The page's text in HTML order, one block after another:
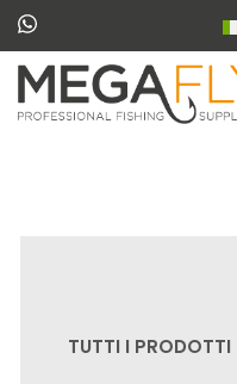
TUTTI I PRODOTTI